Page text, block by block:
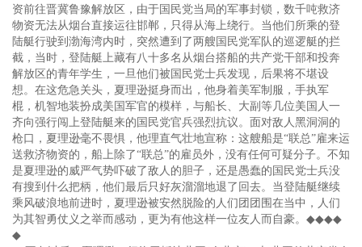
资前往晋冀鲁豫解放区，由于国民党当局的军事封锁，数千吨救济
物资无法从烟台直接运往邯郸，只得从海上绕行。当他们所乘的登
陆艇行驶到渤海湾内时，突然遭到了两艘国民党军队的巡逻艇的拦
截，当时，登陆艇上藏有八十多名从烟台搭船的共产党干部和投奔
解放区的青年学生，一旦他们被国民党士兵发现，后果将不堪设
想。在这危急关头，夏理逊挺身而出，他身着美军制服，手执军
棍，机智地装扮成美国军官的模样，与船长、大副等几位美国人一
齐向强行闯上登陆艇来的国民党官兵强烈抗议。面对敌人黑洞洞的
枪口，夏理逊毫不畏惧，他理直气壮地宣称：这艘船是“联总”雇来运
送救济物资的，船上除了“联总”的雇员外，没有任何可疑分子。不知
是夏理逊的威严气势吓破了敌人的胆子，还是愚蠢的国民党士兵没
有搜到什么把柄，他们最后只好灰溜溜地退了回去。当登陆艇继续
乘风破浪地前进时，夏理逊被安然脱险的人们团团围在当中，人们
为其智勇仗义之举而感动，更为有他这样一位友人而自豪。 ◆◆◆◆
◆